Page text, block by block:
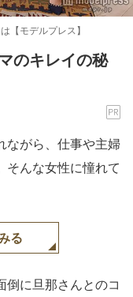
【モデルプレス】
のキレイの秘
ながら、仕事や主婦
んな女性に憧れて
る
倒に旦那さんとのコ